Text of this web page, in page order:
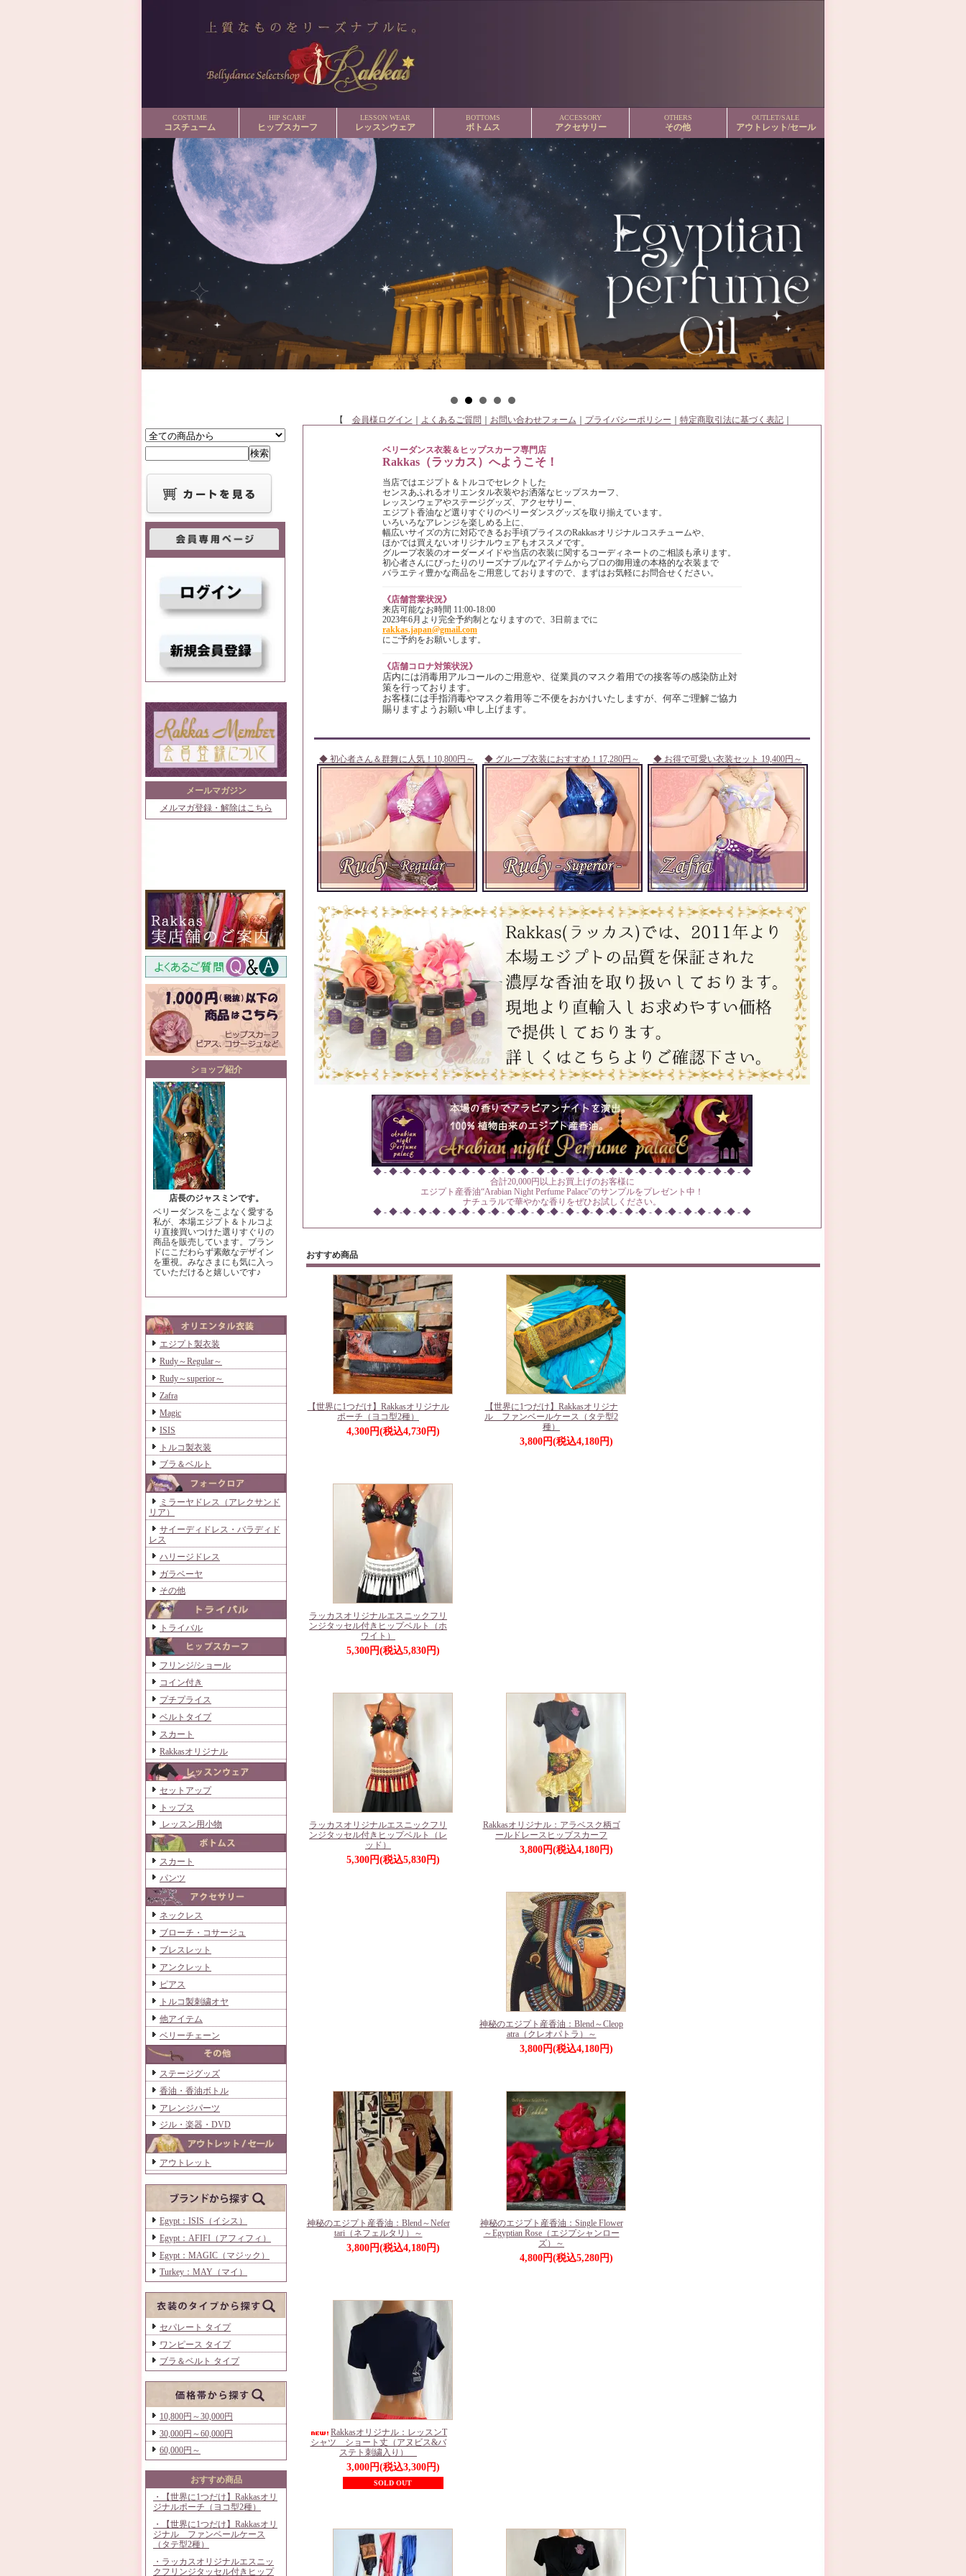
COSTUME
コスチューム
HIP SCARF
ヒップスカーフ
LESSON WEAR
レッスンウェア
BOTTOMS
ボトムス
ACCESSORY
アクセサリー
OTHERS
その他
OUTLET/SALE
アウトレット/セール
メールマガジン
メルマガ登録・解除はこちら
ショップ紹介
店長のジャスミンです。
ベリーダンスをこよなく愛する
私が、本場エジプト＆トルコよ
り直接買いつけた選りすぐりの
商品を販売しています。ブラン
ドにこだわらず素敵なデザイン
を重視。みなさまにも気に入っ
ていただけると嬉しいです♪
エジプト製衣装
Rudy～Regular～
Rudy～superior～
Zafra
Magic
ISIS
トルコ製衣装
ブラ＆ベルト
ミラーヤドレス（アレクサンド
リア）
サイーディドレス・バラディド
レス
ハリージドレス
ガラベーヤ
その他
トライバル
フリンジ/ショール
コイン付き
プチプライス
ベルトタイプ
スカート
Rakkasオリジナル
セットアップ
トップス
レッスン用小物
スカート
パンツ
ネックレス
ブローチ・コサージュ
ブレスレット
アンクレット
ピアス
トルコ製刺繍オヤ
他アイテム
ベリーチェーン
ステージグッズ
香油・香油ボトル
アレンジパーツ
ジル・楽器・DVD
アウトレット
Egypt：ISIS（イシス）
Egypt：AFIFI（アフィフィ）
Egypt：MAGIC（マジック）
Turkey：MAY（マイ）
セパレート タイプ
ワンピース タイプ
ブラ＆ベルト タイプ
10,800円～30,000円
30,000円～60,000円
60,000円～
おすすめ商品
・【世界に1つだけ】Rakkasオリ
ジナルポーチ（ヨコ型2種）
・【世界に1つだけ】Rakkasオリ
ジナル ファンベールケース
（タテ型2種）
・ラッカスオリジナルエスニッ
クフリンジタッセル付きヒップ
【 会員様ログイン よくあるご質問 お問い合わせフォーム プライバシーポリシー 特定商取引法に基づく表記｜
ベリーダンス衣装＆ヒップスカーフ専門店
Rakkas（ラッカス）へようこそ！
当店ではエジプト＆トルコでセレクトした
センスあふれるオリエンタル衣装やお洒落なヒップスカーフ、
レッスンウェアやステージグッズ、アクセサリー、
エジプト香油など選りすぐりのベリーダンスグッズを取り揃えています。
いろいろなアレンジを楽しめる上に、
幅広いサイズの方に対応できるお手頃プライスのRakkasオリジナルコスチュームや、
ほかでは買えないオリジナルウェアもオススメです。
グループ衣装のオーダーメイドや当店の衣装に関するコーディネートのご相談も承ります。
初心者さんにぴったりのリーズナブルなアイテムからプロの御用達の本格的な衣装まで
バラエティ豊かな商品をご用意しておりますので、まずはお気軽にお問合せください。
《店舗営業状況》
来店可能なお時間 11:00-18:00
2023年6月より完全予約制となりますので、3日前までに
rakkas.japan@gmail.com
にご予約をお願いします。
《店舗コロナ対策状況》
店内には消毒用アルコールのご用意や、従業員のマスク着用での接客等の感染防止対
策を行っております。
お客様には手指消毒やマスク着用等ご不便をおかけいたしますが、何卒ご理解ご協力
賜りますようお願い申し上げます。
◆ 初心者さん＆群舞に人気！10,800円～ ◆ グループ衣装におすすめ！17,280円～ ◆ お得で可愛い衣装セット 19,400円～
◆ - ◆ -◆ - ◆ -◆ - ◆ -◆ - ◆ -◆ - ◆ -◆ - ◆ -◆ - ◆ - ◆- ◆ -◆ - ◆ -◆ - ◆ -◆ - ◆ -◆ - ◆ -◆ - ◆
合計20,000円以上お買上げのお客様に
エジプト産香油“Arabian Night Perfume Palace”のサンプルをプレゼント中！
ナチュラルで華やかな香りをぜひお試しください。
◆ - ◆ -◆ - ◆ -◆ - ◆ -◆ - ◆ -◆ - ◆ -◆ - ◆ -◆ - ◆ - ◆- ◆ -◆ - ◆ -◆ - ◆ -◆ - ◆ -◆ - ◆ -◆ - ◆
おすすめ商品
【世界に1つだけ】Rakkasオリジナル
ポーチ（ヨコ型2種）
4,300円(税込4,730円)
【世界に1つだけ】Rakkasオリジナ
ル ファンベールケース（タテ型2
種）
3,800円(税込4,180円)
ラッカスオリジナルエスニックフリ
ンジタッセル付きヒップベルト（ホ
ワイト）
5,300円(税込5,830円)
ラッカスオリジナルエスニックフリ
ンジタッセル付きヒップベルト（レ
ッド）
5,300円(税込5,830円)
Rakkasオリジナル：アラベスク柄ゴ
ールドレースヒップスカーフ
3,800円(税込4,180円)
神秘のエジプト産香油：Blend～Cleop
atra（クレオパトラ）～
3,800円(税込4,180円)
神秘のエジプト産香油：Blend～Nefer
tari（ネフェルタリ）～
3,800円(税込4,180円)
神秘のエジプト産香油：Single Flower
～Egyptian Rose（エジプシャンロー
ズ）～
4,800円(税込5,280円)
Rakkasオリジナル：レッスンT
シャツ ショート丈（アヌビス&バ
ステト刺繍入り）
3,000円(税込3,300円)
SOLD OUT